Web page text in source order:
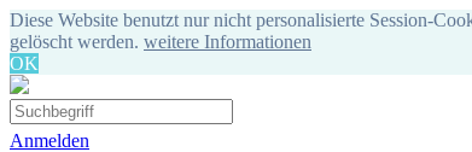
Diese Website benutzt nur nicht personalisierte Session-
gelöscht werden. weitere Informationen
OK
Anmelden